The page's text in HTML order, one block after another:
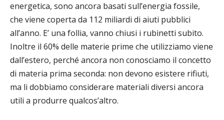
energetica, sono ancora basati sull’energia fossile,
che viene coperta da 112 miliardi di aiuti pubblici
all’anno. E’ una follia, vanno chiusi i rubinetti subito.
Inoltre il 60% delle materie prime che utilizziamo viene
dall’estero, perché ancora non conosciamo il concetto
di materia prima seconda: non devono esistere rifiuti,
ma li dobbiamo considerare materiali diversi ancora
utili a produrre qualcos’altro.